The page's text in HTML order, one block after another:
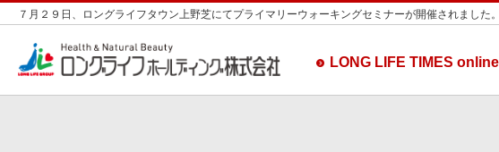
７月２９日、ロングライフタウン上野芝にてプライマリーウォーキングセミナーが開催されまし
LONG LIFE TIMES online